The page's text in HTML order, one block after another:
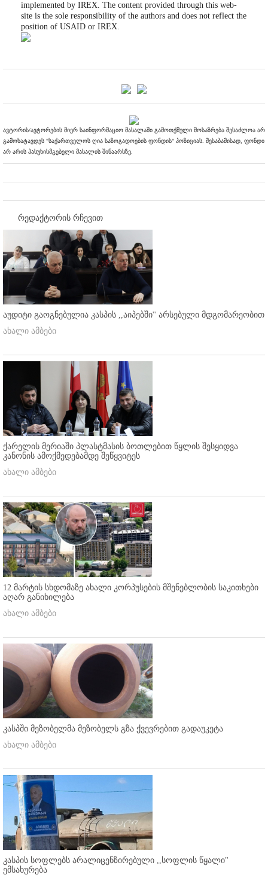
implemented by IREX. The content provided through this web-
site is the sole responsibility of the authors and does not reflect the
position of USAID or IREX.
ავტორის/ავტორების მიერ საინფორმაციო მასალაში გამოთქმული მოსაზრება შესაძლოა არ
გამოხატავდეს "საქართველოს ღია საზოგადოების ფონდის" პოზიციას. შესაბამისად, ფონდი
არ არის პასუხისმგებელი მასალის შინაარსზე.
რედაქტორის რჩევით
აუდიტი გაოგნებულია კასპის ,,აიპებში'' არსებული მდგომარეობით
ახალი ამბები
ქარელის მერიაში პლასტმასის ბოთლებით წყლის შესყიდვა
კანონის ამოქმედებამდე შეწყვიტეს
ახალი ამბები
12 მარტის სხდომაზე ახალი კორპუსების მშენებლობის საკითხები
აღარ განიხილება
ახალი ამბები
კასპში მეზობელმა მეზობელს გზა ქვევრებით გადაუკეტა
ახალი ამბები
კასპის სოფლებს არალიცენზირებული ,,სოფლის წყალი"
ემსახურება